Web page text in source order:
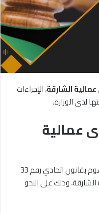
عماليةالشارقة، الإجراءات
لدى الوزارة.
عمالية
بيّن قانون العمل الإماراتي الصادر بمرسوم بقانون اتحادي رقم 33
الشارقة، وذلك على النحو